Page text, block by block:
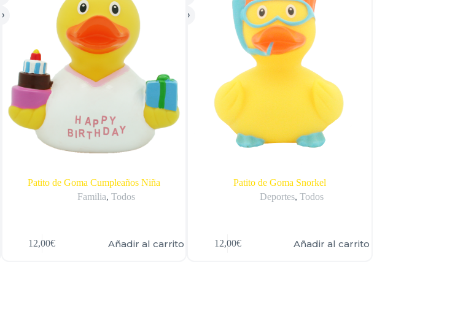
Patito de Goma Cumpleaños Niña
Familia, Todos
12,00€ Añadir al carrito
Patito de Goma Snorkel
Deportes,Todos
12,00€ Añadir al carrito